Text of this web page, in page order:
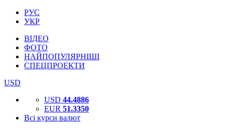
РУС
УКР
ВІДЕО
ФОТО
НАЙПОПУЛЯРНІШІ
СПЕЦПРОЕКТИ
USD
USD 44.4886
EUR 51.3350
Всі курси валют